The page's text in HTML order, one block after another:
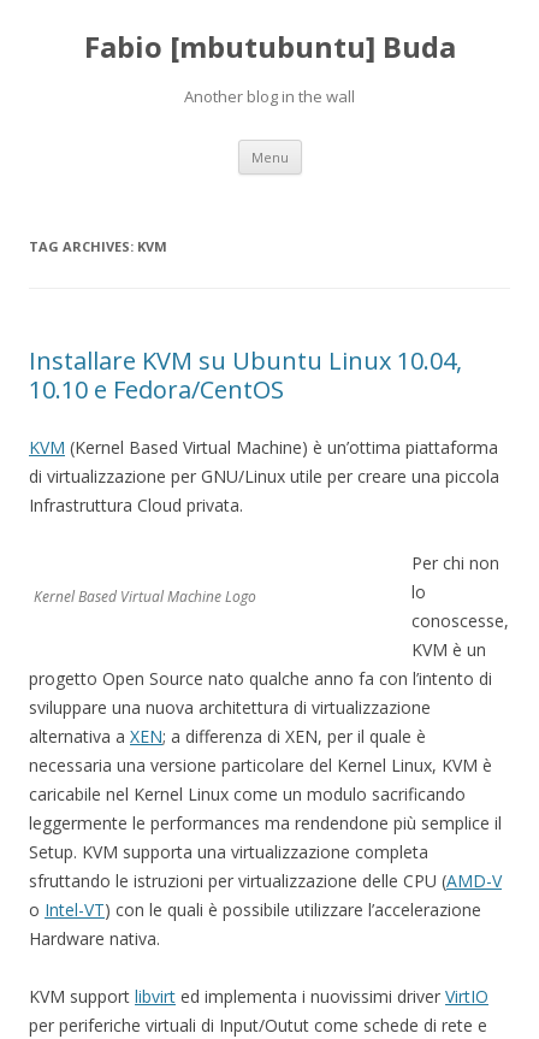
Fabio [mbutubuntu] Buda
Another blog in the wall
Menu Skip to content
TAG ARCHIVES: KVM
Installare KVM su Ubuntu Linux 10.04,
10.10 e Fedora/CentOS
KVM (Kernel Based Virtual Machine) è un’ottima piattaforma
di virtualizzazione per GNU/Linux utile per creare una piccola
Infrastruttura Cloud privata.
Kernel Based Virtual Machine Logo
Per chi non
lo
conoscesse,
KVM è un
progetto Open Source nato qualche anno fa con l’intento di
sviluppare una nuova architettura di virtualizzazione
alternativa a XEN; a differenza di XEN, per il quale è
necessaria una versione particolare del Kernel Linux, KVM è
caricabile nel Kernel Linux come un modulo sacrificando
leggermente le performances ma rendendone più semplice il
Setup. KVM supporta una virtualizzazione completa
sfruttando le istruzioni per virtualizzazione delle CPU (AMD-V
o Intel-VT) con le quali è possibile utilizzare l’accelerazione
Hardware nativa.
KVM support libvirt ed implementa i nuovissimi driver VirtIO
per periferiche virtuali di Input/Outut come schede di rete e